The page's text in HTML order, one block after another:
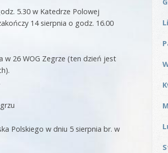
5.30 w Katedrze Polowej
14 sierpnia o godz. 16.00
w 26 WOG Zegrze (ten dzień jest
Polskiego w dniu 5 sierpnia br. w